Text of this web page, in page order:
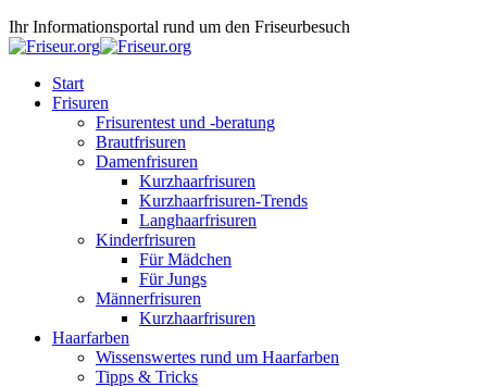
Ihr Informationsportal rund um den Friseurbesuch
Start
Frisuren
Frisurentest und -beratung
Brautfrisuren
Damenfrisuren
Kurzhaarfrisuren
Kurzhaarfrisuren-Trends
Langhaarfrisuren
Kinderfrisuren
Für Mädchen
Für Jungs
Männerfrisuren
Kurzhaarfrisuren
Haarfarben
Wissenswertes rund um Haarfarben
Tipps & Tricks